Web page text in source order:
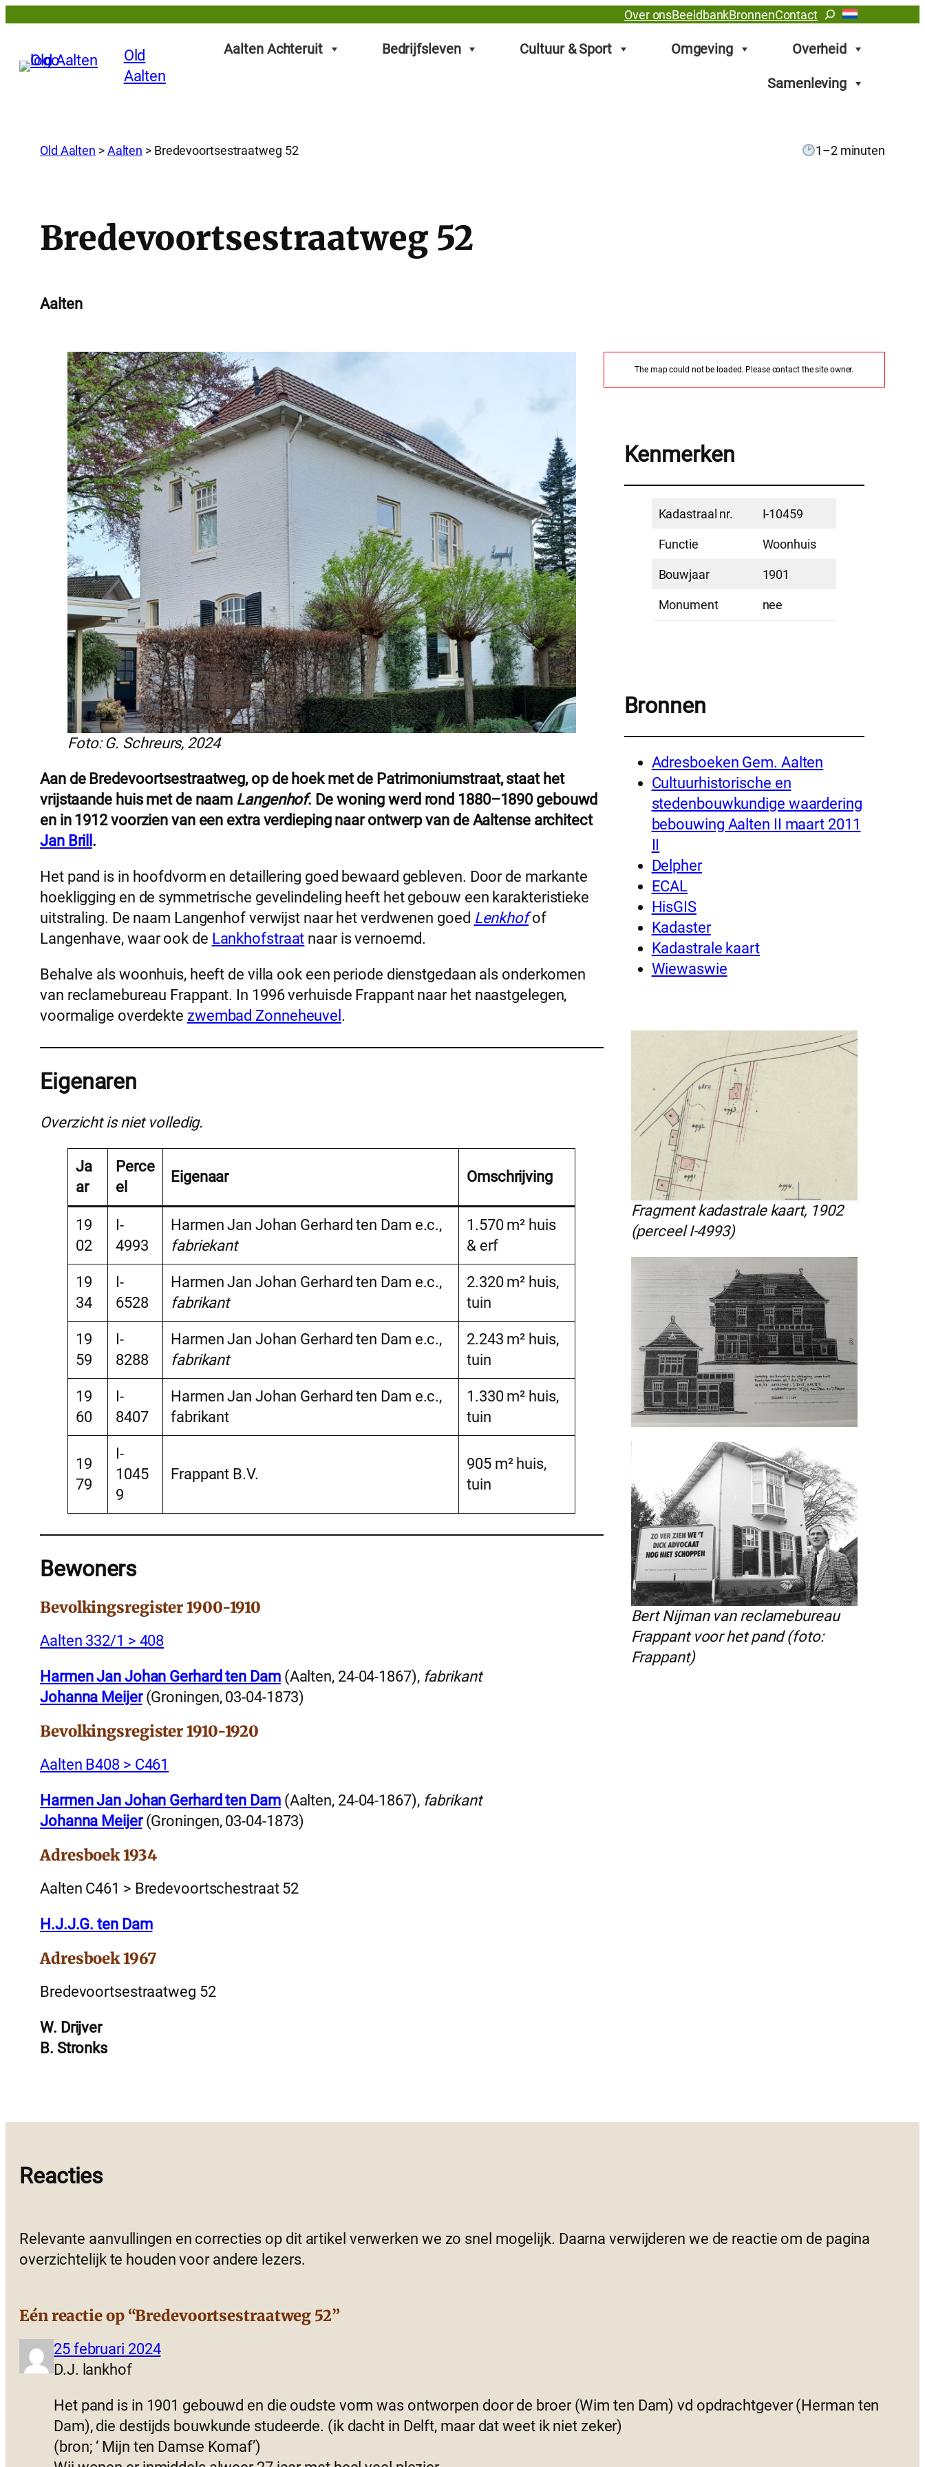
Over onsBeeldbankBronnenContactZoeken
Old
Aalten
Aalten Achteruit Bedrijfsleven Cultuur & Sport Omgeving Overheid
Samenleving
Old Aalten >Aalten > Bredevoortsestraatweg 52 1–2 minuten
Bredevoortsestraatweg 52
Aalten
Foto: G. Schreurs, 2024
Aan de Bredevoortsestraatweg, op de hoek met de Patrimoniumstraat, staat het
vrijstaande huis met de naam Langenhof. De woning werd rond 1880–1890 gebouwd
en in 1912 voorzien van een extra verdieping naar ontwerp van de Aaltense architect
Jan Brill .
Het pand is in hoofdvorm en detaillering goed bewaard gebleven. Door de markante
hoekligging en de symmetrische gevelindeling heeft het gebouw een karakteristieke
uitstraling. De naam Langenhof verwijst naar het verdwenen goed Lenkhofof
Langenhave, waar ook de Lankhofstraat naar is vernoemd.
Behalve als woonhuis, heeft de villa ook een periode dienstgedaan als onderkomen
van reclamebureau Frappant. In 1996 verhuisde Frappant naar het naastgelegen,
voormalige overdekte zwembad Zonneheuvel .
Eigenaren
Overzicht is niet volledig.
Ja
ar
Perce
el
Eigenaar Omschrijving
19
02
I-
4993
Harmen Jan Johan Gerhard ten Dam e.c.,
fabriekant
1.570 m² huis
& erf
19
34
I-
6528
Harmen Jan Johan Gerhard ten Dam e.c.,
fabrikant
2.320 m² huis,
tuin
19
59
I-
8288
Harmen Jan Johan Gerhard ten Dam e.c.,
fabrikant
2.243 m² huis,
tuin
19
60
I-
8407
Harmen Jan Johan Gerhard ten Dam e.c.,
fabrikant
1.330 m² huis,
tuin
19
79
I-
1045
9
Frappant B.V.
905 m² huis,
tuin
Bewoners
Bevolkingsregister 1900-1910
Aalten 332/1 > 408
Harmen Jan Johan Gerhard ten Dam(Aalten, 24-04-1867), fabrikant
Johanna Meijer(Groningen, 03-04-1873)
Bevolkingsregister 1910-1920
Aalten B408 > C461
Harmen Jan Johan Gerhard ten Dam(Aalten, 24-04-1867), fabrikant
Johanna Meijer(Groningen, 03-04-1873)
Adresboek 1934
Aalten C461 > Bredevoortschestraat 52
H.J.J.G. ten Dam
Adresboek 1967
Bredevoortsestraatweg 52
W. Drijver
B. Stronks
The map could not be loaded. Please contact the site owner.
Kenmerken
Kadastraal nr. I-10459
Functie Woonhuis
Bouwjaar 1901
Monument nee
Bronnen
Adresboeken Gem. Aalten
Cultuurhistorische en
stedenbouwkundige waardering
bebouwing Aalten II maart 2011
Delpher
ECAL
HisGIS
Kadaster
Kadastrale kaart
Wiewaswie
Fragment kadastrale kaart, 1902
(perceel I-4993)
Bert Nijman van reclamebureau
Frappant voor het pand (foto:
Frappant)
Reacties
Relevante aanvullingen en correcties op dit artikel verwerken we zo snel mogelijk. Daarna verwijderen we de reactie om de pagina
overzichtelijk te houden voor andere lezers.
Eén reactie op “Bredevoortsestraatweg 52”
25 februari 2024
D.J. lankhof
Het pand is in 1901 gebouwd en die oudste vorm was ontworpen door de broer (Wim ten Dam) vd opdrachtgever (Herman ten
Dam), die destijds bouwkunde studeerde. (ik dacht in Delft, maar dat weet ik niet zeker)
(bron; ‘ Mijn ten Damse Komaf’)